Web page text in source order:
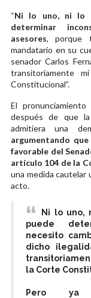
“Ni lo uno, ni lo
determinar
asesores, porque
mandatario en su
senador Carlos
transitoriamente
Constitucional”.
El
después de que
admitiera una
argumentando
favorable del
artículo 104 de la
una medida
acto.
Ni lo uno,
puede
necesito
dicho
la Corte
Pero